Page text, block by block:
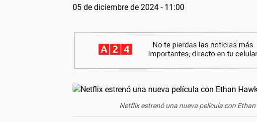
05 de diciembre de 2024 - 11:00
Netflix estrenó una nueva película con